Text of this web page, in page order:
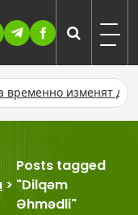
изменят
>
Posts tagged
"Dilqəm
Əhmədli"